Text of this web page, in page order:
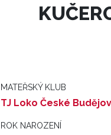
MATEŘSKÝ KLUB
TJ Loko České
ROK NAROZENÍ